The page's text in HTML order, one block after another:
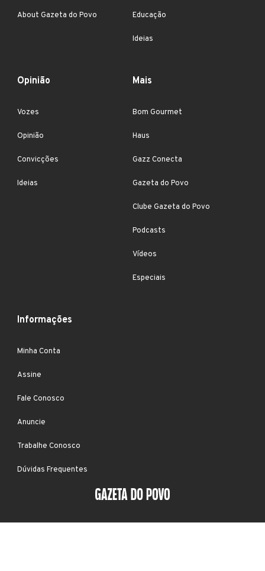
About Gazeta do Povo Educação
Ideias
Opinião
Vozes
Opinião
Convicções
Ideias
Mais
Bom Gourmet
Haus
Gazz Conecta
Gazeta do Povo
Clube Gazeta do Povo
Podcasts
Vídeos
Especiais
Informações
Minha Conta
Assine
Fale Conosco
Anuncie
Trabalhe Conosco
Dúvidas Frequentes